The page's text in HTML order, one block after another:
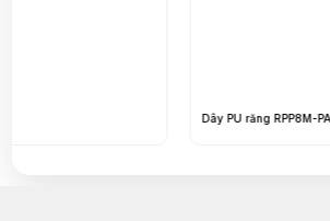
Dây PU răng RPP8M-PAZ (Răng Có Rãnh + Nỉ Xanh)